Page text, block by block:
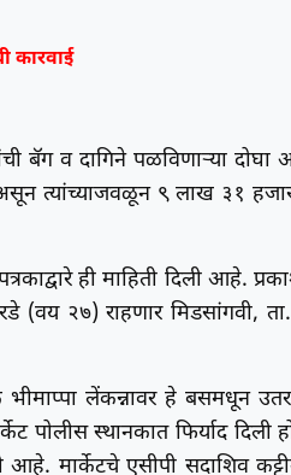
कारवाई
बॅग व दागिने पळविणाऱ्या
त्यांच्याजवळून ९ लाख ३१
ही माहिती दिली आहे.
(वय २७) राहणार मिडसांगवी,
लेंकन्नावर हे बसमधून
पोलीस स्थानकात फिर्याद दिली
मार्केटचे एसीपी सदाशिव